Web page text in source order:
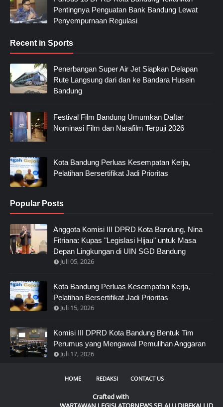
Pentingnya Penguatan Bank Bandung Lewat
Penyempurnaan Regulasi
Recent in Sports
Penerbangan Super Air Jet Siapkan Delapan
Rute Langsung dari dan ke Bandara Husein
Bandung
Festival Film Bandung Umumkan Daftar
Nominasi Film dan Narafilm Terpuji 2026
Kota Bandung Perluas Kesempatan Kerja,
Pelatihan Bersertifikat Jadi Prioritas
Popular Posts
Anggota Komisi III DPRD Kota Bandung, Nina
Fitriana: Kupas "Legislasi Hijau" untuk Masa
Depan Lingkungan di UIN SGD Bandung
Juli 05, 2026
Kota Bandung Perluas Kesempatan Kerja,
Pelatihan Bersertifikat Jadi Prioritas
Juli 15, 2026
Komisi III DPRD Kota Bandung Bentuk Tim
Perumus yang Mengawal Pemulihan Anggaran
Juli 17, 2026
HOME REDAKSI CONTACT US
Crafted with